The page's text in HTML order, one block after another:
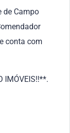
de Campo
conta com
IMÓVEIS!!**.